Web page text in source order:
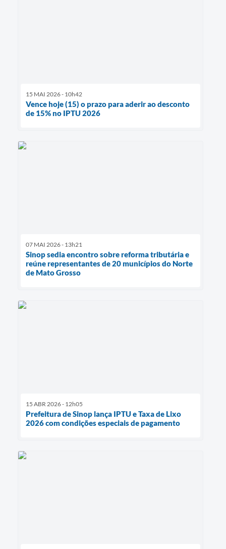
15 MAI 2026 - 10h42
Vence hoje (15) o prazo para aderir ao desconto
de 15% no IPTU 2026
07 MAI 2026 - 13h21
Sinop sedia encontro sobre reforma tributária e
reúne representantes de 20 municípios do Norte
de Mato Grosso
15 ABR 2026 - 12h05
Prefeitura de Sinop lança IPTU e Taxa de Lixo
2026 com condições especiais de pagamento